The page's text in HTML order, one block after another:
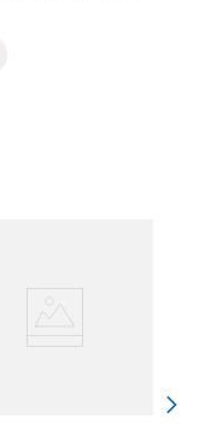
acompanhar
Experimente